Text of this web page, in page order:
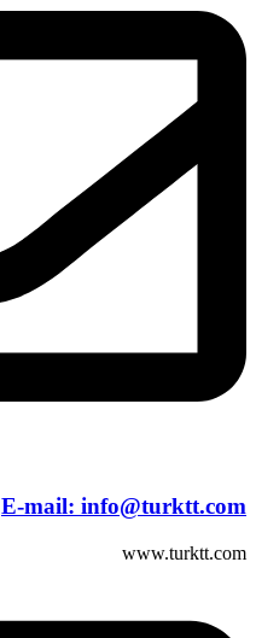
E-mail: info@turktt.com
www.turktt.com